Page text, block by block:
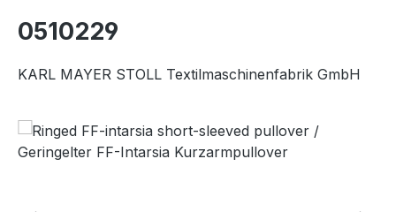
0510229
KARL MAYER STOLL Textilmaschinenfabrik GmbH
Пропустить галерею изображений